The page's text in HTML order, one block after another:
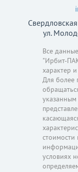
ул.
Все
"Ирбит-
характер
Для более
указанным
стоимости
условиях